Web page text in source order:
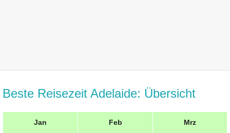
Beste Reisezeit Adelaide: Übersicht
Jan Feb Mrz